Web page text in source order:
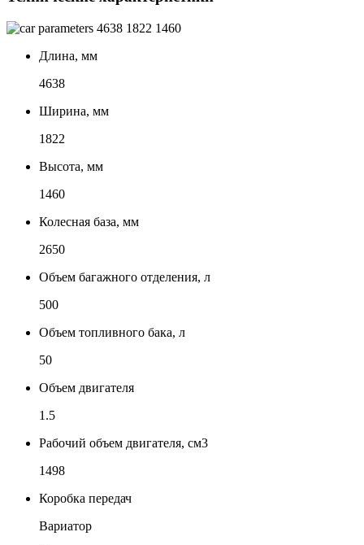
4638 1822 1460
Длина, мм
4638
Ширина, мм
1822
Высота, мм
1460
Колесная база, мм
2650
Объем багажного отделения, л
500
Объем топливного бака, л
50
Объем двигателя
1.5
Рабочий объем двигателя, см3
1498
Коробка передач
Вариатор